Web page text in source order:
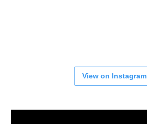
View on Instagram